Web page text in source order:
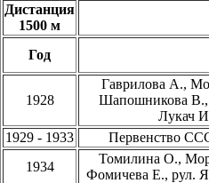
Дистанция
1500 м
Год
1928
Гаврилова А.,
Шапошникова В.,
Лукач
1929 - 1933
Первенство
1934
Томилина О.,
Фомичева Е., рул.